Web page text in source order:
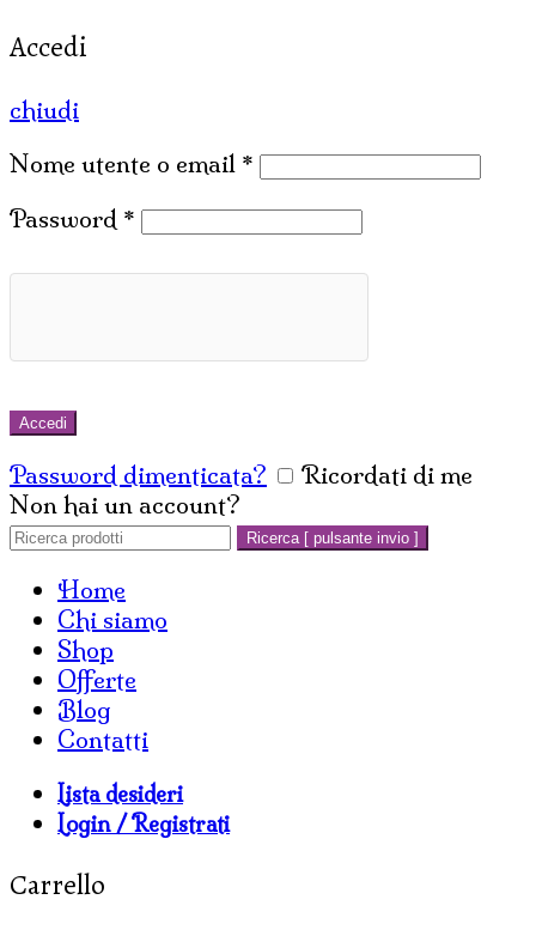
Accedi
chiudi
Nome utente o email *
Password *
Accedi
Password dimenticata?
Ricordati di me
Non hai un account?
Cerca:
Ricerca [ pulsante invio ]
Home
Chi siamo
Shop
Offerte
Blog
Contatti
Lista desideri
Login / Registrati
Carrello